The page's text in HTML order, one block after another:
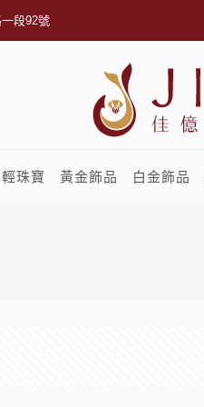
段92號
輕珠寶 黃金飾品 白金飾品